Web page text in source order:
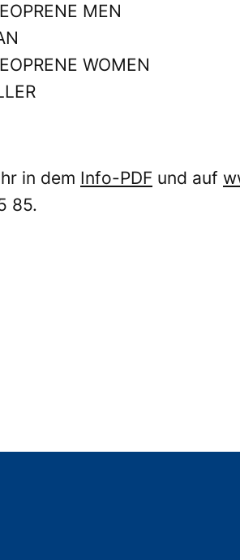
MEN
WOMEN
in dem Info-PDF und auf
85.